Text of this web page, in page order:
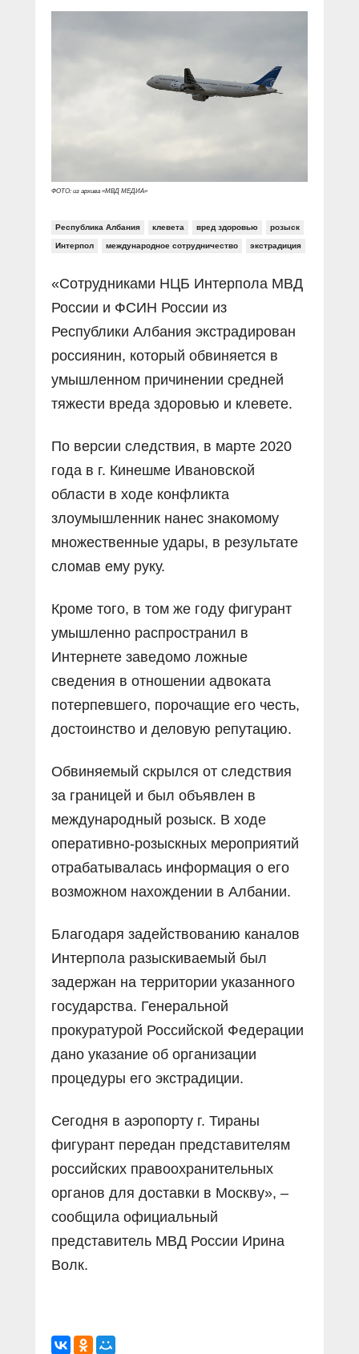
ФОТО: из архива «МВД МЕДИА»
Республика Албания клевета вред здоровью розыск
Интерпол международное сотрудничество экстрадиция
«Сотрудниками НЦБ Интерпола МВД
России и ФСИН России из
Республики Албания экстрадирован
россиянин, который обвиняется в
умышленном причинении средней
тяжести вреда здоровью и клевете.
По версии следствия, в марте 2020
года в г. Кинешме Ивановской
области в ходе конфликта
злоумышленник нанес знакомому
множественные удары, в результате
сломав ему руку.
Кроме того, в том же году фигурант
умышленно распространил в
Интернете заведомо ложные
сведения в отношении адвоката
потерпевшего, порочащие его честь,
достоинство и деловую репутацию.
Обвиняемый скрылся от следствия
за границей и был объявлен в
международный розыск. В ходе
оперативно-розыскных мероприятий
отрабатывалась информация о его
возможном нахождении в Албании.
Благодаря задействованию каналов
Интерпола разыскиваемый был
задержан на территории указанного
государства. Генеральной
прокуратурой Российской Федерации
дано указание об организации
процедуры его экстрадиции.
Сегодня в аэропорту г. Тираны
фигурант передан представителям
российских правоохранительных
органов для доставки в Москву», –
сообщила официальный
представитель МВД России Ирина
Волк.